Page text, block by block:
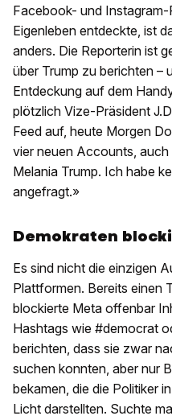
Facebook- und
Eigenleben entdeckte, ist
anders. Die Reporterin ist
über Trump zu berichten –
Entdeckung auf dem
plötzlich Vize-Präsident
Feed auf, heute Morgen
vier neuen Accounts,
Melania Trump. Ich habe
angefragt.»
Demokraten
Es sind nicht die einzigen
Plattformen. Bereits einen
blockierte Meta offenbar
Hashtags wie #democrat
berichten, dass sie zwar
suchen konnten, aber nur
bekamen, die die Politiker
Licht darstellten. Suchte